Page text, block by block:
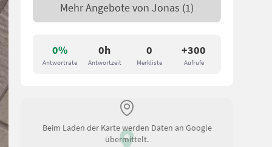
0%
Antwortrate
0h
Antwortzeit
0
Merkliste
+300
Aufrufe
Mehr Angebote von Jonas (1)
Beim Laden der Karte werden Daten an Google
übermittelt.